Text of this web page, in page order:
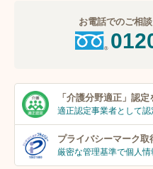
お電話でのご相
「介護分野適正」 認定
適正認定事業者として認
プライバシーマーク取
厳密な管理基準で個人情